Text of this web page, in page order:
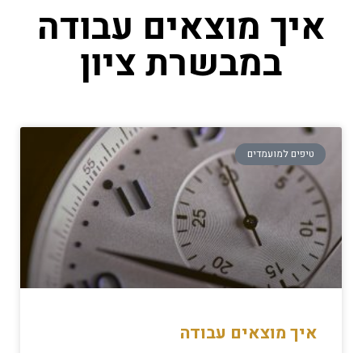
איך מוצאים עבודה
במבשרת ציון
טיפים למועמדים
איך מוצאים עבודה